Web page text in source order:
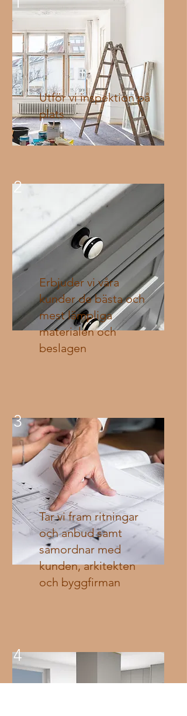
Utför vi inspektion på
plats
Erbjuder vi våra
kunder de bästa och
mest lämpliga
materialen och
beslagen
2
Tar vi fram ritningar
och anbud samt
samordnar med
kunden, arkitekten
och byggfirman
3
4